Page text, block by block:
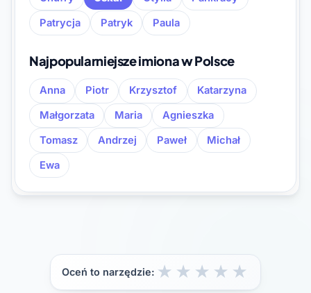
Patrycja
Patryk Paula
Najpopularniejsze imiona w Polsce
Anna Piotr Krzysztof
Katarzyna
Małgorzata
Maria
Agnieszka
Tomasz
Andrzej Paweł
Michał
Ewa
Oceń to narzędzie: ★
★
★
★
★